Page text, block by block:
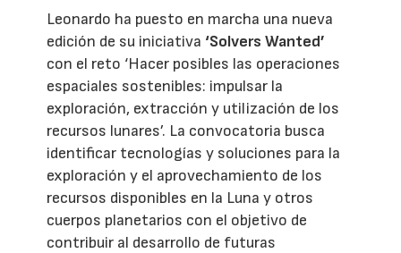
Leonardo ha puesto en marcha una nueva
edición de su iniciativa ‘Solvers Wanted’
con el reto ‘Hacer posibles las operaciones
espaciales sostenibles: impulsar la
exploración, extracción y utilización de los
recursos lunares’. La convocatoria busca
identificar tecnologías y soluciones para la
exploración y el aprovechamiento de los
recursos disponibles en la Luna y otros
cuerpos planetarios con el objetivo de
contribuir al desarrollo de futuras